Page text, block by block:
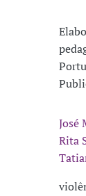
José
Rita